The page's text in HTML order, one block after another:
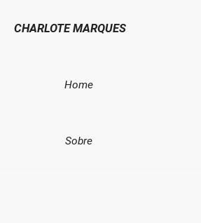
CHARLOTE MARQUES
Home
Sobre